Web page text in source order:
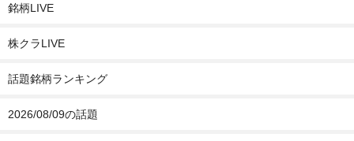
銘柄LIVE
株クラLIVE
話題銘柄ランキング
2026/08/09の話題